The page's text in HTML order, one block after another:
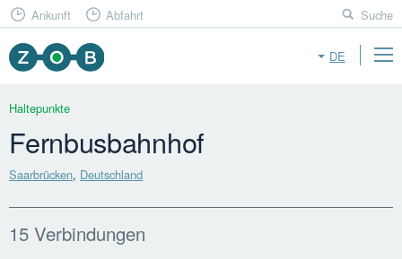
DE
Ankunft Abfahrt Suche
Haltepunkte
Fernbusbahnhof
Saarbrücken, Deutschland
15 Verbindungen